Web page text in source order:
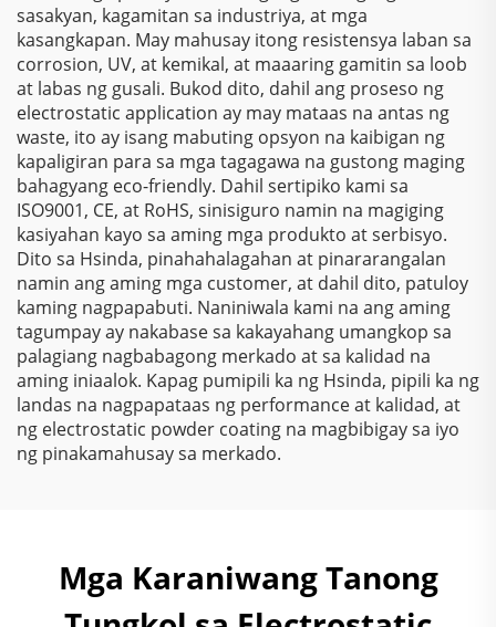
sasakyan, kagamitan sa industriya, at mga
kasangkapan. May mahusay itong resistensya laban sa
corrosion, UV, at kemikal, at maaaring gamitin sa loob
at labas ng gusali. Bukod dito, dahil ang proseso ng
electrostatic application ay may mataas na antas ng
waste, ito ay isang mabuting opsyon na kaibigan ng
kapaligiran para sa mga tagagawa na gustong maging
bahagyang eco-friendly. Dahil sertipiko kami sa
ISO9001, CE, at RoHS, sinisiguro namin na magiging
kasiyahan kayo sa aming mga produkto at serbisyo.
Dito sa Hsinda, pinahahalagahan at pinararangalan
namin ang aming mga customer, at dahil dito, patuloy
kaming nagpapabuti. Naniniwala kami na ang aming
tagumpay ay nakabase sa kakayahang umangkop sa
palagiang nagbabagong merkado at sa kalidad na
aming iniaalok. Kapag pumipili ka ng Hsinda, pipili ka ng
landas na nagpapataas ng performance at kalidad, at
ng electrostatic powder coating na magbibigay sa iyo
ng pinakamahusay sa merkado.
Mga Karaniwang Tanong